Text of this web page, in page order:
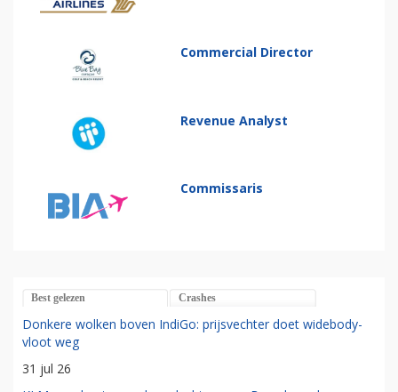
Commercial Director
Revenue Analyst
Commissaris
Best gelezen Crashes
Donkere wolken boven IndiGo: prijsvechter doet widebody-
vloot weg
31 jul 26